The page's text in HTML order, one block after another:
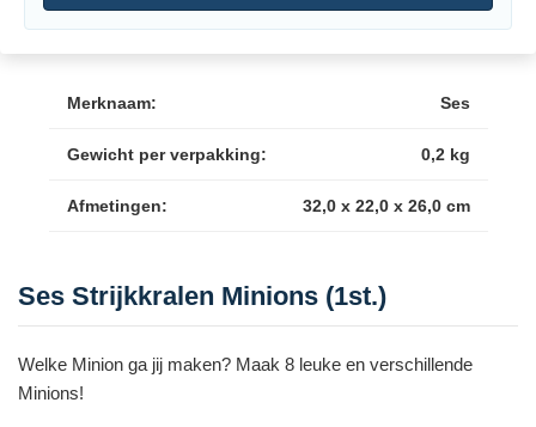
Merknaam: Ses
Gewicht per verpakking: 0,2 kg
Afmetingen: 32,0 x 22,0 x 26,0 cm
Ses Strijkkralen Minions (1st.)
Welke Minion ga jij maken? Maak 8 leuke en verschillende
Minions!